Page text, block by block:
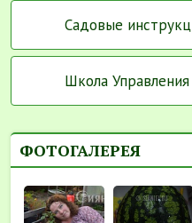
Садовые
Школа
ФОТОГАЛЕРЕЯ